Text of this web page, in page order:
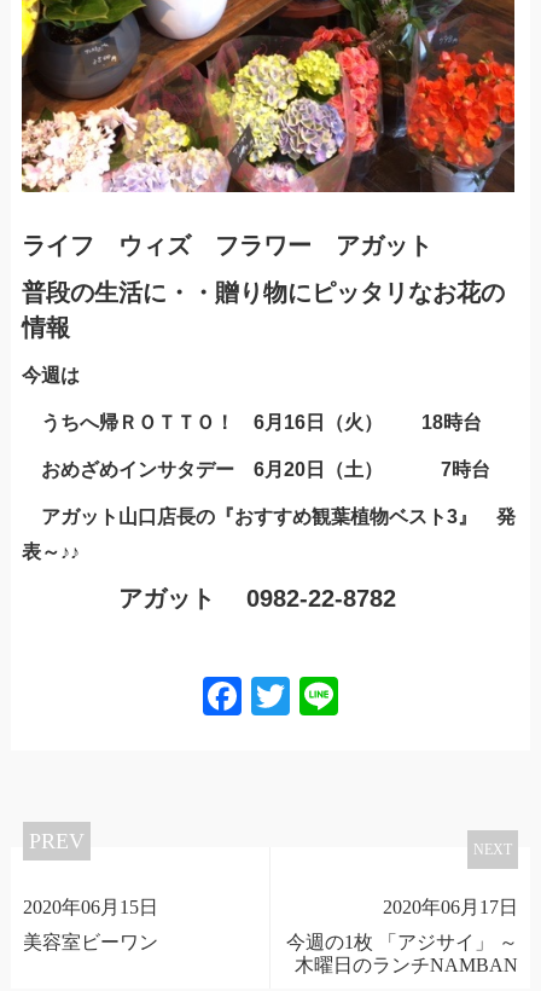
ライフ ウィズ フラワー アガット
普段の生活に・・贈り物にピッタリなお花の
情報
今週は
うちへ帰ＲＯＴＴＯ！ 6月16日（火） 18時台
おめざめインサタデー 6月20日（土） 7時台
アガット山口店長の『おすすめ観葉植物ベスト3』 発
表～♪♪
アガット 0982-22-8782
Facebook
Twitter
Line
PREV
2020年06月15日
美容室ビーワン
NEXT
2020年06月17日
今週の1枚 「アジサイ」 ～
木曜日のランチNAMBAN